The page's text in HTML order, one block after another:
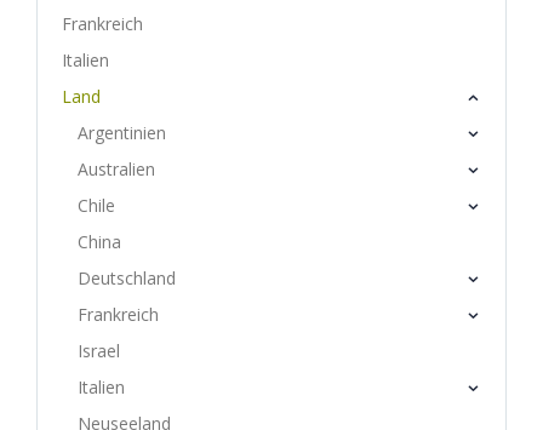
Frankreich
Italien
Land
Argentinien
Australien
Chile
China
Deutschland
Frankreich
Israel
Italien
Neuseeland